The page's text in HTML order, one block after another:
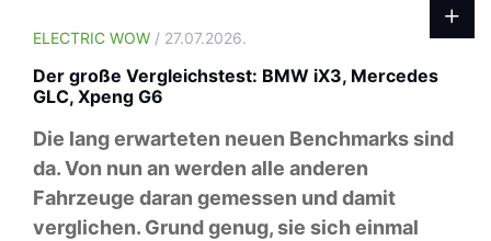
ELECTRIC WOW / 27.07.2026.
Der große Vergleichstest: BMW iX3, Mercedes
GLC, Xpeng G6
Die lang erwarteten neuen Benchmarks sind
da. Von nun an werden alle anderen
Fahrzeuge daran gemessen und damit
verglichen. Grund genug, sie sich einmal